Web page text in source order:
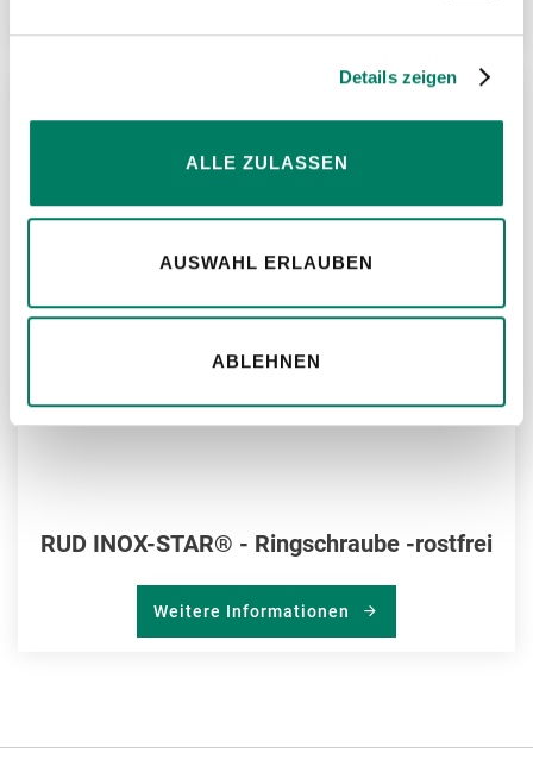
Details zeigen
ALLE ZULASSEN
AUSWAHL ERLAUBEN
ABLEHNEN
ZUR
RUD INOX-STAR® - Ringschraube -rostfrei
Weitere Informationen